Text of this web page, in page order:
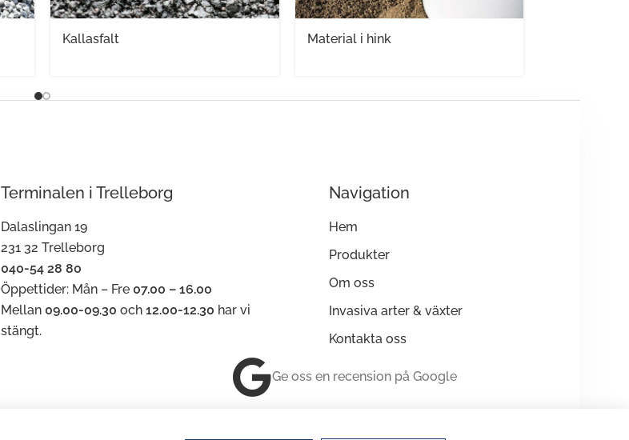
Kallasfalt Material i hink
Terminalen i Trelleborg
Dalaslingan 19
231 32 Trelleborg
040-54 28 80
Öppettider: Mån – Fre 07.00 – 16.00
Mellan 09.00-09.30 och 12.00-12.30 har vi
stängt.
Navigation
Hem
Produkter
Om oss
Invasiva arter & växter
Kontakta oss
Ge oss en recension på Google